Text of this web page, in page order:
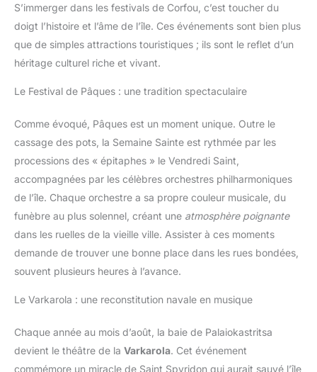
S’immerger dans les festivals de Corfou, c’est toucher du
doigt l’histoire et l’âme de l’île. Ces événements sont bien plus
que de simples attractions touristiques ; ils sont le reflet d’un
héritage culturel riche et vivant.
Le Festival de Pâques : une tradition spectaculaire
Comme évoqué, Pâques est un moment unique. Outre le
cassage des pots, la Semaine Sainte est rythmée par les
processions des « épitaphes » le Vendredi Saint,
accompagnées par les célèbres orchestres philharmoniques
de l’île. Chaque orchestre a sa propre couleur musicale, du
funèbre au plus solennel, créant une atmosphère poignante
dans les ruelles de la vieille ville. Assister à ces moments
demande de trouver une bonne place dans les rues bondées,
souvent plusieurs heures à l’avance.
Le Varkarola : une reconstitution navale en musique
Chaque année au mois d’août, la baie de Palaiokastritsa
devient le théâtre de la Varkarola. Cet événement
commémore un miracle de Saint Spyridon qui aurait sauvé l’île